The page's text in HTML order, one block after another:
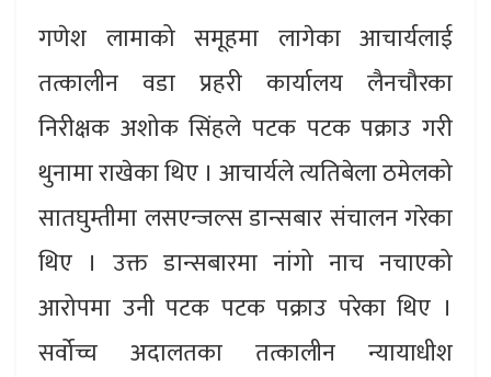
गणेश लामाको समूहमा लागेका आचार्यलाई
तत्कालीन वडा प्रहरी कार्यालय लैनचौरका
निरीक्षक अशोक सिंहले पटक पटक पक्राउ गरी
थुनामा राखेका थिए । आचार्यले त्यतिबेला ठमेलको
सातघुम्तीमा लसएन्जल्स डान्सबार संचालन गरेका
थिए । उक्त डान्सबारमा नांगो नाच नचाएको
आरोपमा उनी पटक पटक पक्राउ परेका थिए ।
सर्वोच्च अदालतका तत्कालीन न्यायाधीश